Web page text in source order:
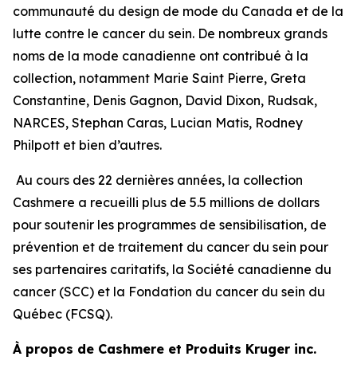
communauté du design de mode du Canada et de la
lutte contre le cancer du sein. De nombreux grands
noms de la mode canadienne ont contribué à la
collection, notamment Marie Saint Pierre, Greta
Constantine, Denis Gagnon, David Dixon, Rudsak,
NARCES, Stephan Caras, Lucian Matis, Rodney
Philpott et bien d’autres.
Au cours des 22 dernières années, la collection
Cashmere a recueilli plus de 5.5 millions de dollars
pour soutenir les programmes de sensibilisation, de
prévention et de traitement du cancer du sein pour
ses partenaires caritatifs, la Société canadienne du
cancer (SCC) et la Fondation du cancer du sein du
Québec (FCSQ).
À propos de Cashmere et Produits Kruger inc.